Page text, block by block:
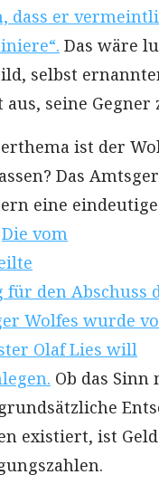
dass er
Das wäre
selbst
seine
ist der
Das
eine eindeutige
Die vom
den Abschuss
Wolfes wurde
Olaf Lies will
Ob das Sinn
existiert, ist